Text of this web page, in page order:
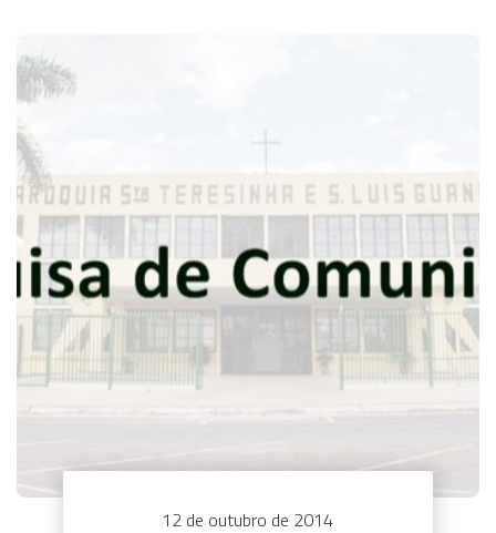
12 de outubro de 2014